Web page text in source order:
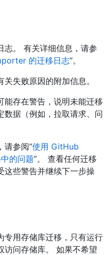
志。 有关详细信息，请参
的迁移日志”。
失败原因的附加信息。
能存在警告，说明未能迁移
数据（例如，拉取请求、问
请参阅“使用 GitHub
的问题”。 查看任何迁移
这些警告并继续下一步操
专用存储库迁移，只有运行
访问存储库。 如果不希望